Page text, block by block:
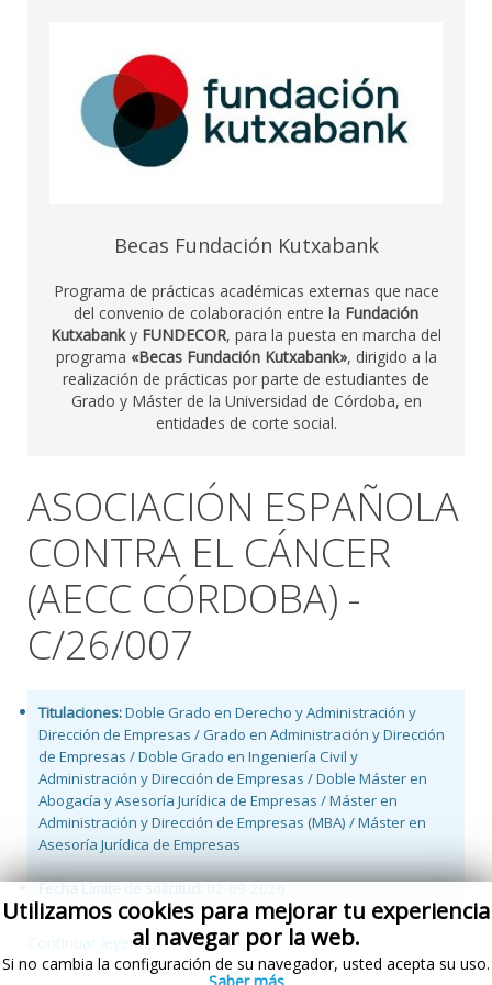
Becas Fundación Kutxabank
Programa de prácticas académicas externas que nace
del convenio de colaboración entre la Fundación
Kutxabanky FUNDECOR, para la puesta en marcha del
programa «Becas Fundación Kutxabank», dirigido a la
realización de prácticas por parte de estudiantes de
Grado y Máster de la Universidad de Córdoba, en
entidades de corte social.
ASOCIACIÓN ESPAÑOLA
CONTRA EL CÁNCER
(AECC CÓRDOBA) -
C/26/007
Titulaciones:Doble Grado en Derecho y Administración y
Dirección de Empresas / Grado en Administración y Dirección
de Empresas / Doble Grado en Ingeniería Civil y
Administración y Dirección de Empresas / Doble Máster en
Abogacía y Asesoría Jurídica de Empresas / Máster en
Administración y Dirección de Empresas (MBA) / Máster en
Asesoría Jurídica de Empresas
Fecha Límite de solicitud:02-09-2026
Continuar leyendo
Utilizamos cookies para mejorar tu experiencia
al navegar por la web.
Si no cambia la configuración de su navegador, usted acepta su uso.